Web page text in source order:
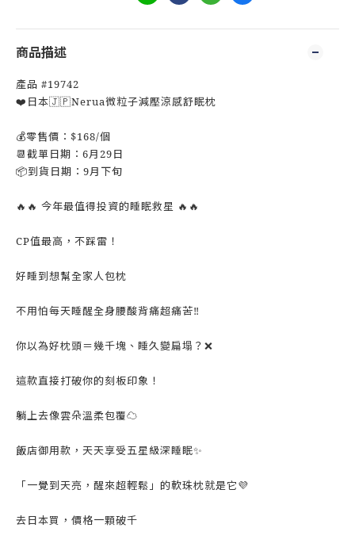
商品描述
產品 #19742
❤️日本🇯🇵Nerua微粒子減壓涼感舒眠枕
💰零售價：$168/個
📆截單日期：6月29日
📦到貨日期：9月下旬
🔥🔥 今年最值得投資的睡眠救星 🔥🔥
CP值最高，不踩雷！
好睡到想幫全家人包枕
不用怕每天睡醒全身腰酸背痛超痛苦‼️
你以為好枕頭＝幾千塊、睡久變扁塌？❌
這款直接打破你的刻板印象！
躺上去像雲朵溫柔包覆☁️
飯店御用款，天天享受五星級深睡眠✨
「一覺到天亮，醒來超輕鬆」的軟珠枕就是它💜
去日本買，價格一顆破千